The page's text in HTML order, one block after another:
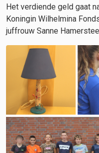
Het verdiende geld gaat
Koningin Wilhelmina
juffrouw Sanne